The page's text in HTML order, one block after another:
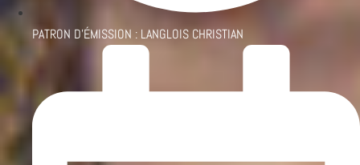
PATRON D'ÉMISSION : LANGLOIS CHRISTIAN